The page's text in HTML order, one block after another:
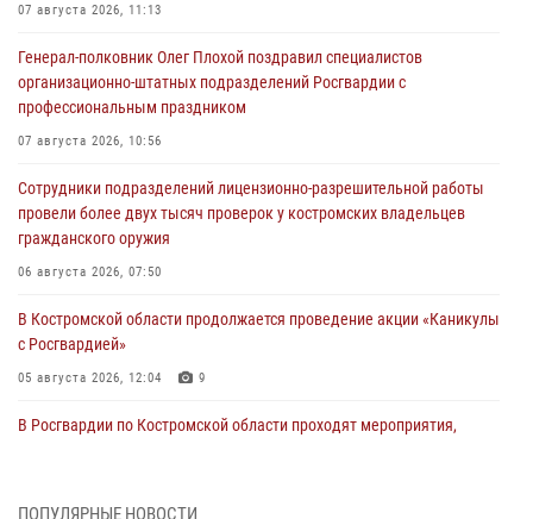
07 августа 2026, 11:13
Генерал-полковник Олег Плохой поздравил специалистов
организационно-штатных подразделений Росгвардии с
профессиональным праздником
07 августа 2026, 10:56
Сотрудники подразделений лицензионно-разрешительной работы
провели более двух тысяч проверок у костромских владельцев
гражданского оружия
06 августа 2026, 07:50
В Костромской области продолжается проведение акции «Каникулы
с Росгвардией»
05 августа 2026, 12:04 9
В Росгвардии по Костромской области проходят мероприятия,
04 августа 2026, 11:35
ПОПУЛЯРНЫЕ НОВОСТИ